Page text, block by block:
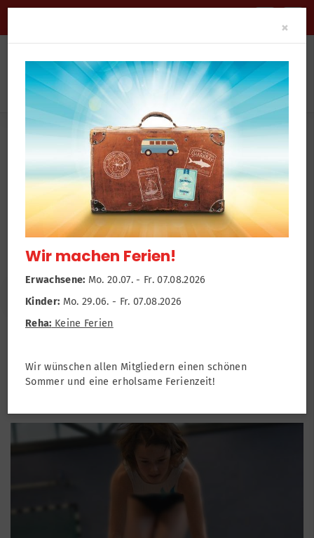
News Newsroom Kinderturnen
Kinderturnen
×
Wir machen Ferien!
Erwachsene: Mo. 20.07. - Fr. 07.08.2026
Kinder: Mo. 29.06. - Fr. 07.08.2026
Reha: Keine Ferien
Wir wünschen allen Mitgliedern einen schönen
Sommer und eine erholsame Ferienzeit!